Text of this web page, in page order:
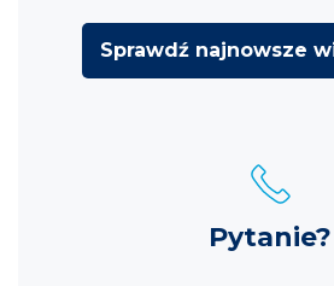
Sprawdź najnowsze
Pytanie?